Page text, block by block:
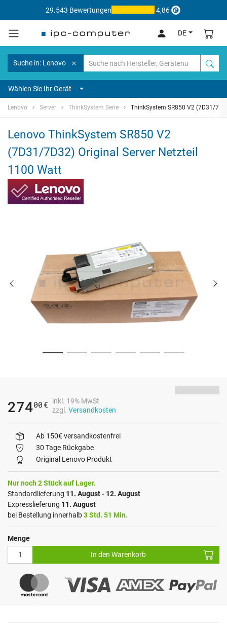
29.543 Bewertungen 4,86
DE
Suche in: Lenovo
Wählen Sie Ihr Gerät
Lenovo Server ThinkSystem Serie ThinkSystem SR850 V2 (7D31/
Lenovo ThinkSystem SR850 V2
(7D31/7D32) Original Server Netzteil
1100 Watt
27400 €
inkl. 19% MwSt
zzgl. Versandkosten
Ab 150€ versandkostenfrei
30 Tage Rückgabe
Original Lenovo Produkt
Nur noch 2 Stück auf Lager.
Standardlieferung 11. August - 12. August
Expresslieferung 11. August
bei Bestellung innerhalb3 Std. 51 Min.
Menge
In den Warenkorb